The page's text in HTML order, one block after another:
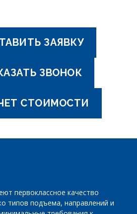
ЗАЯВКУ
ЗВОНОК
СТОИМОСТИ
первоклассное качество
типов подъема, направлений и